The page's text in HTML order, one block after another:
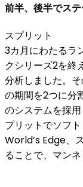
前半、後半でス
スプリット
3カ月にわたるラ
クシリーズ2を終
分析しました。
の期間を2つに分
のシステムを採
プリットでソフ
World’s Edge、
ることで、マンネ